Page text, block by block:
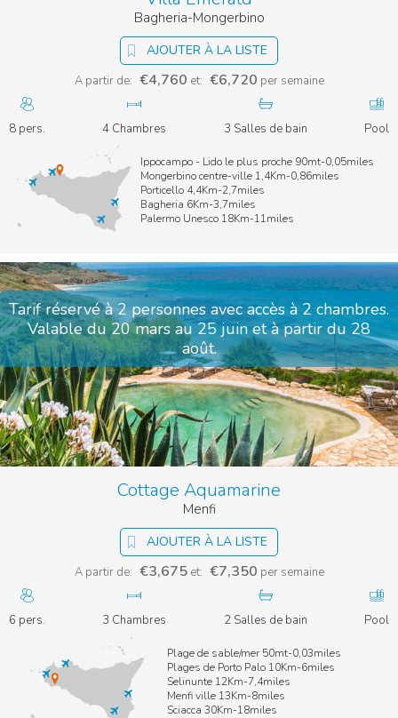
AJOUTER À LA LISTE
Bagheria-Mongerbino
A partir de: €4,760 et: €6,720 per semaine
8 pers. 4 Chambres 3 Salles de bain Pool
Ippocampo - Lido le plus proche 90mt-0,05miles
Mongerbino centre-ville 1,4Km-0,86miles
Porticello 4,4Km-2,7miles
Bagheria 6Km-3,7miles
Palermo Unesco 18Km-11miles
Tarif réservé à 2 personnes avec accès à 2 chambres.
Valable du 20 mars au 25 juin et à partir du 28
août.
AJOUTER À LA LISTE
Cottage Aquamarine
Menfi
A partir de: €3,675 et: €7,350 per semaine
6 pers. 3 Chambres 2 Salles de bain Pool
Plage de sable/mer 50mt-0,03miles
Plages de Porto Palo 10Km-6miles
Selinunte 12Km-7,4miles
Menfi ville 13Km-8miles
Sciacca 30Km-18miles